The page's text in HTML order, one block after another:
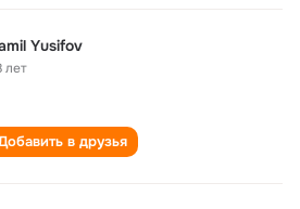
Yusifov
лет
в друзья